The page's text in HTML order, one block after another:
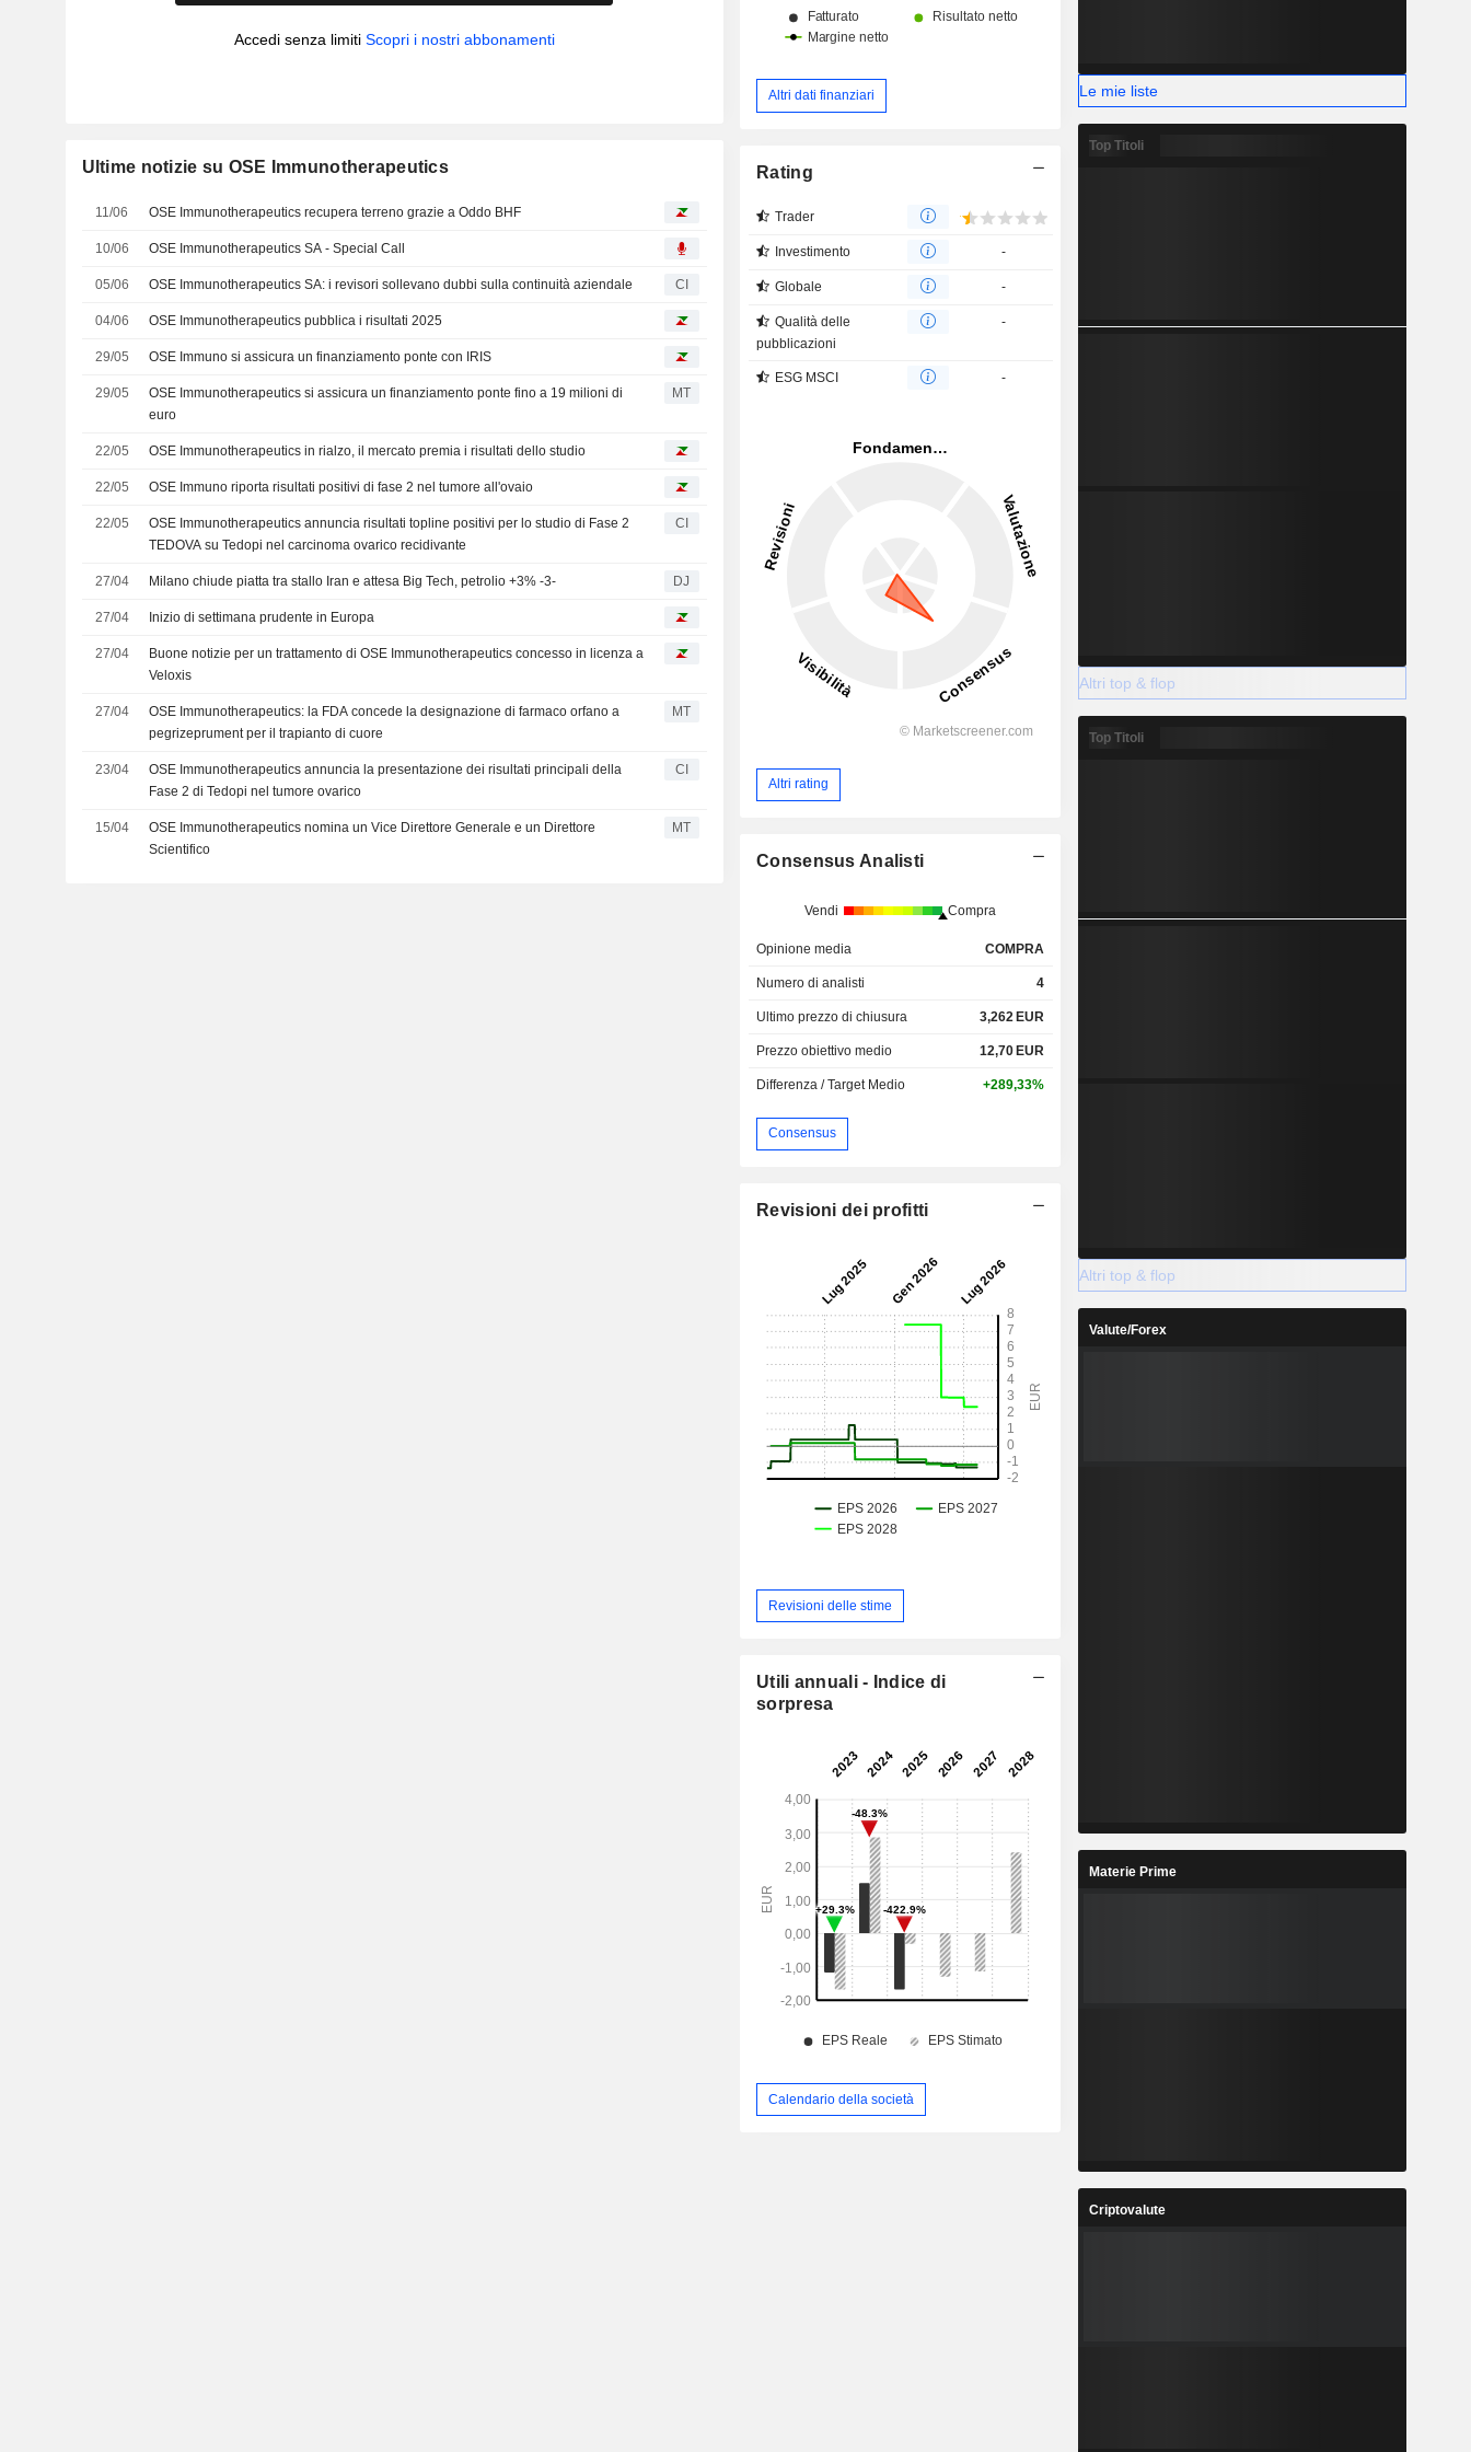
Accedi senza limiti Scopri i nostri abbonamenti
Ultime notizie su OSE Immunotherapeutics
11/06 OSE Immunotherapeutics recupera terreno grazie a Oddo BHF
10/06 OSE Immunotherapeutics SA - Special Call
05/06 OSE Immunotherapeutics SA: i revisori sollevano dubbi sulla continuità aziendale CI
04/06 OSE Immunotherapeutics pubblica i risultati 2025
29/05 OSE Immuno si assicura un finanziamento ponte con IRIS
29/05
OSE Immunotherapeutics si assicura un finanziamento ponte fino a 19 milioni di
euro
MT
22/05 OSE Immunotherapeutics in rialzo, il mercato premia i risultati dello studio
22/05 OSE Immuno riporta risultati positivi di fase 2 nel tumore all'ovaio
22/05
OSE Immunotherapeutics annuncia risultati topline positivi per lo studio di Fase 2
TEDOVA su Tedopi nel carcinoma ovarico recidivante
CI
27/04 Milano chiude piatta tra stallo Iran e attesa Big Tech, petrolio +3% -3- DJ
27/04 Inizio di settimana prudente in Europa
27/04
Buone notizie per un trattamento di OSE Immunotherapeutics concesso in licenza a
Veloxis
27/04
OSE Immunotherapeutics: la FDA concede la designazione di farmaco orfano a
pegrizeprument per il trapianto di cuore
MT
23/04
OSE Immunotherapeutics annuncia la presentazione dei risultati principali della
Fase 2 di Tedopi nel tumore ovarico
CI
15/04
OSE Immunotherapeutics nomina un Vice Direttore Generale e un Direttore
Scientifico
MT
sull’ottimizzazione del potenziale terapeutico
delle cellule mieloidi nell’immuno-oncologia; -
Piattaforma delle citochine, incentrata sullo
nell’IO e nell’I&I.
Altri dati finanziari
Rating
Trader
Investimento -
Globale -
Qualità delle
pubblicazioni
-
ESG MSCI -
Altri rating
Consensus Analisti
Vendi Compra
Opinione media COMPRA
Numero di analisti 4
Ultimo prezzo di chiusura 3,262 EUR
Prezzo obiettivo medio 12,70EUR
Differenza / Target Medio +289,33%
Consensus
Revisioni dei profitti
Revisioni delle stime
Utili annuali - Indice di
sorpresa
Calendario della società
Le mie liste
Top Titoli
Altri top & flop
Top Titoli
Altri top & flop
Valute/Forex
Materie Prime
Criptovalute